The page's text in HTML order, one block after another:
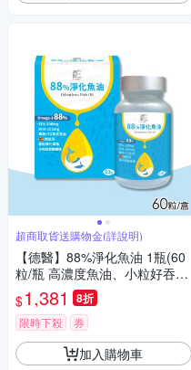
超商取貨送購物金(詳說明)
【德醫】88%淨化魚油 1瓶(60
粒/瓶 高濃度魚油、小粒好吞無
腥味)
$1,381 8折
限時下殺 券
加入購物車